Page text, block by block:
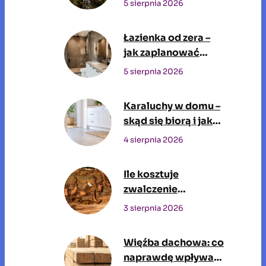
5 sierpnia 2026
Łazienka od zera –
jak zaplanować
przestrzeń, w której
5 sierpnia 2026
Karaluchy w domu –
skąd się biorą i jak
się ich pozbyć?
4 sierpnia 2026
Ile kosztuje
zwalczenie
szkodników drewna
3 sierpnia 2026
Więźba dachowa: co
naprawdę wpływa